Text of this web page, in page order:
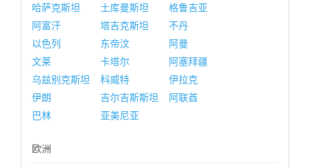
哈萨克斯坦
土库曼斯坦
格鲁吉亚
阿富汗
塔吉克斯坦
不丹
以色列
东帝汶
阿曼
文莱
卡塔尔
阿塞拜疆
乌兹别克斯坦
科威特
伊拉克
伊朗
吉尔吉斯斯坦
阿联酋
巴林
亚美尼亚
欧洲